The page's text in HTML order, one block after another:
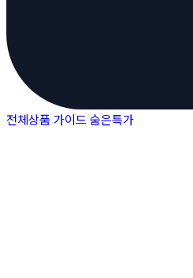
전체상품 가이드 숨은특가